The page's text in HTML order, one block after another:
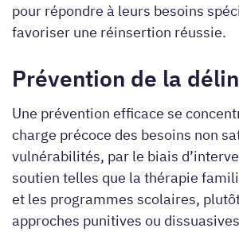
pour répondre à leurs besoins
favoriser une réinsertion réussie.
Prévention de la
Une prévention efficace se
charge précoce des besoins non
vulnérabilités, par le biais
soutien telles que la thérapie
et les programmes scolaires,
approches punitives ou